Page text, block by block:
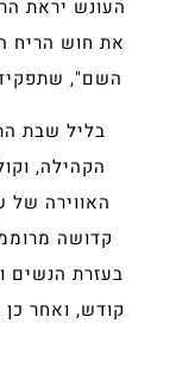
העונש יראת
את חוש הריח
השם",
בליל שבת
הקהילה,
האווירה
קדושה
בעזרת הנשים
קודש, ואחר